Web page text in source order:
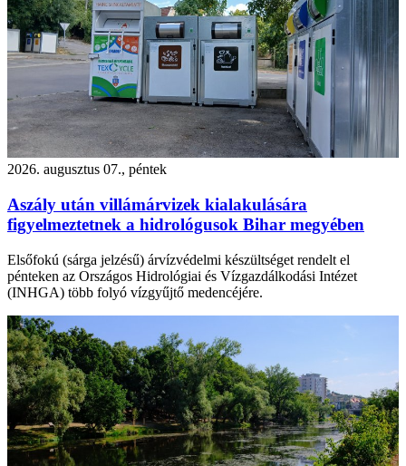
2026. augusztus 07., péntek
Aszály után villámárvizek kialakulására
figyelmeztetnek a hidrológusok Bihar megyében
Elsőfokú (sárga jelzésű) árvízvédelmi készültséget rendelt el
pénteken az Országos Hidrológiai és Vízgazdálkodási Intézet
(INHGA) több folyó vízgyűjtő medencéjére.